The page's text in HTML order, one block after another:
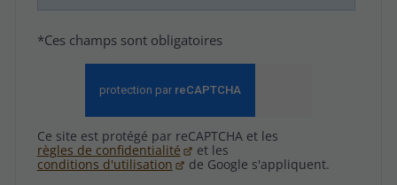
*Ces champs sont obligatoires
Ce site est protégé par reCAPTCHA et les
règles de confidentialité
et les
conditions d'utilisation
de Google s'appliquent.